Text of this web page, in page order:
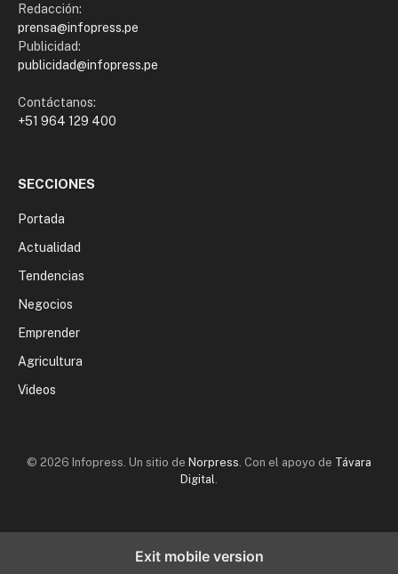
Redacción:
prensa@infopress.pe
Publicidad:
publicidad@infopress.pe
Contáctanos:
+51 964 129 400
SECCIONES
Portada
Actualidad
Tendencias
Negocios
Emprender
Agricultura
Videos
© 2026 Infopress. Un sitio de Norpress . Con el apoyo de Távara
Digital
Exit mobile version